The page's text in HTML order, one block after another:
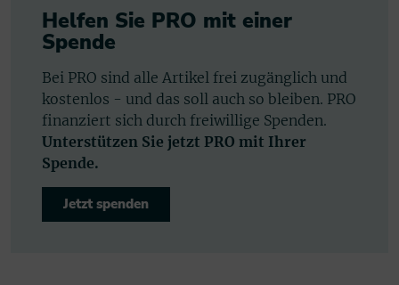
Helfen Sie PRO mit einer
Spende
Bei PRO sind alle Artikel frei zugänglich und
kostenlos - und das soll auch so bleiben. PRO
finanziert sich durch freiwillige Spenden.
Unterstützen Sie jetzt PRO mit Ihrer
Spende.
Jetzt spenden